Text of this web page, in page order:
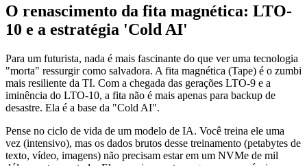
O renascimento da fita magnética: LTO-
10 e a estratégia 'Cold AI'
Para um futurista, nada é mais fascinante do que ver uma tecnologia
"morta" ressurgir como salvadora. A fita magnética (Tape) é o zumbi
mais resiliente da TI. Com a chegada das gerações LTO-9 e a
iminência do LTO-10, a fita não é mais apenas para backup de
desastre. Ela é a base da "Cold AI".
Pense no ciclo de vida de um modelo de IA. Você treina ele uma
vez (intensivo), mas os dados brutos desse treinamento (petabytes de
texto, vídeo, imagens) não precisam estar em um NVMe de mil